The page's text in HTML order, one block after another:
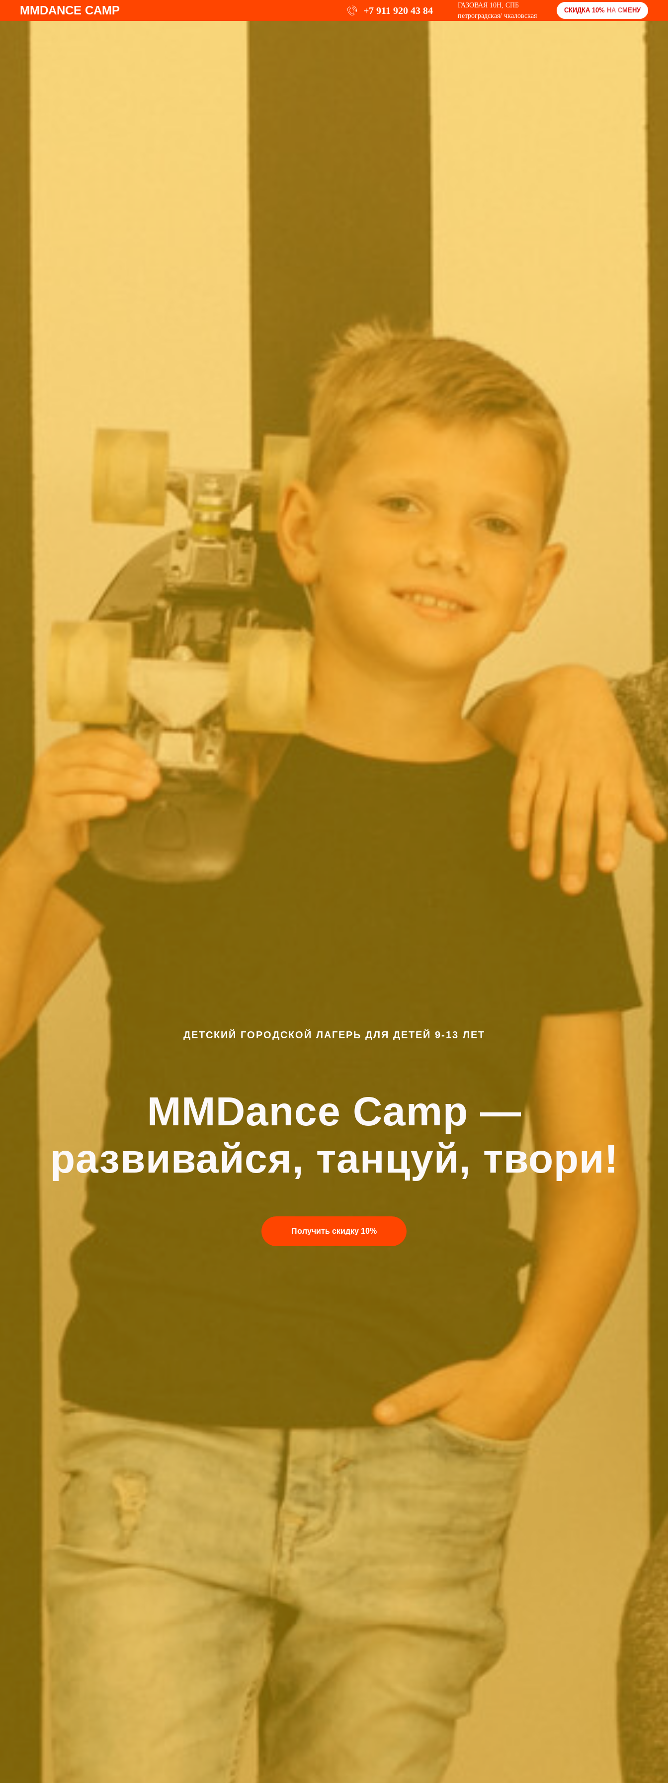
MMDANCE CAMP +7 911 920 43 84
ГАЗОВАЯ 10Н, СПБ
петроградская/ чкаловская
СКИДКА 10% НА СМЕНУ
ДЕТСКИЙ ГОРОДСКОЙ ЛАГЕРЬ ДЛЯ ДЕТЕЙ 9-13 ЛЕТ
MMDance Camp —
развивайся, танцуй, твори!
Получить скидку 10%